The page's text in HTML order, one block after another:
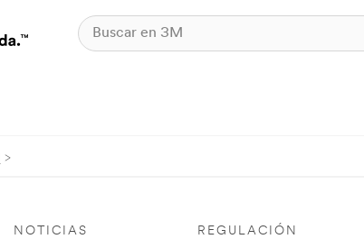
NOTICIAS REGULACIÓN